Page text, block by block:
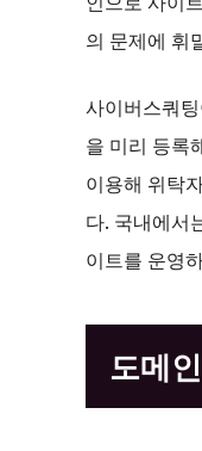
의 문제에 휘
사이버스쿼
을 미리 등록
이용해 위탁
다. 국내에서
이트를 운영
도메